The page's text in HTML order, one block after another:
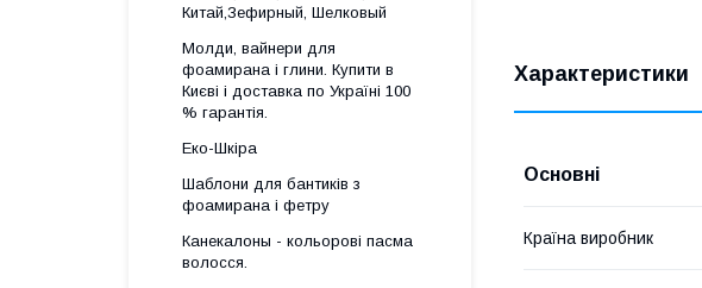
Характеристики
Основні
Країна виробник
Китай,Зефирный, Шелковый
Молди, вайнери для
фоамирана і глини. Купити в
Києві і доставка по Україні 100
% гарантія.
Еко-Шкіра
Шаблони для бантиків з
фоамирана і фетру
Канекалоны - кольорові пасма
волосся.